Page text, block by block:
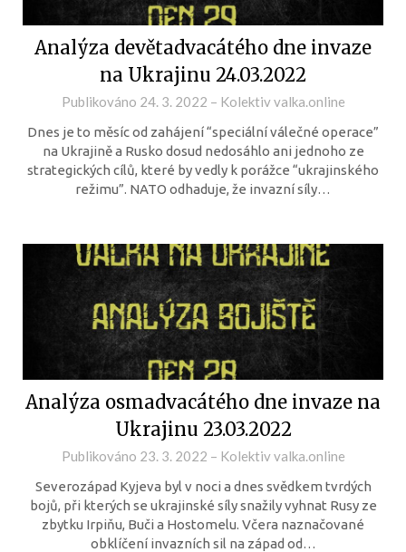
Analýza devětadvacátého dne invaze
na Ukrajinu 24.03.2022
Publikováno 24. 3. 2022 – Kolektiv valka.online
Dnes je to měsíc od zahájení “speciální válečné operace”
na Ukrajině a Rusko dosud nedosáhlo ani jednoho ze
strategických cílů, které by vedly k porážce “ukrajinského
režimu”. NATO odhaduje, že invazní síly…
Analýza osmadvacátého dne invaze na
Ukrajinu 23.03.2022
Publikováno 23. 3. 2022 – Kolektiv valka.online
Severozápad Kyjeva byl v noci a dnes svědkem tvrdých
bojů, při kterých se ukrajinské síly snažily vyhnat Rusy ze
zbytku Irpiňu, Buči a Hostomelu. Včera naznačované
obklíčení invazních sil na západ od…